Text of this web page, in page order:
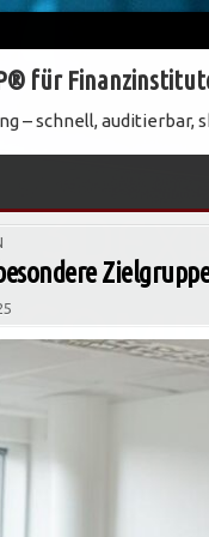
für
– schnell, auditierbar,